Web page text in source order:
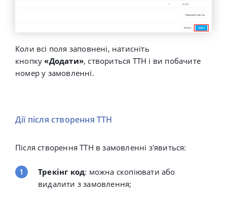
Коли всі поля заповнені, натисніть
кнопку«Додати», створиться ТТН і ви побачите
номер у замовленні.
Дії після створення ТТН
Після створення ТТН в замовленні з'явиться:
Трекінг код: можна скопіювати або
видалити з замовлення;